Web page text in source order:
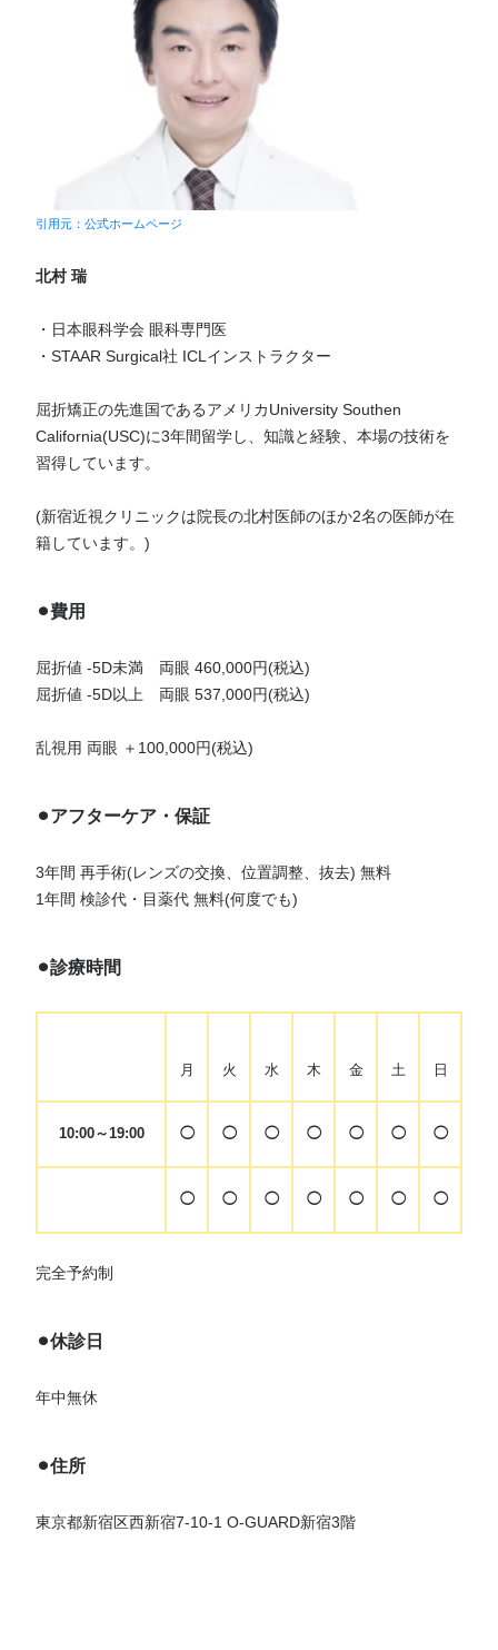
引用元：公式ホームページ
北村 瑞
・日本眼科学会 眼科専門医
・STAAR Surgical社 ICLインストラクター
屈折矯正の先進国であるアメリカUniversity Southen
California(USC)に3年間留学し、知識と経験、本場の技術を
習得しています。
(新宿近視クリニックは院長の北村医師のほか2名の医師が在
籍しています。)
⚫︎費用
屈折値 -5D未満 両眼 460,000円(税込)
屈折値 -5D以上 両眼 537,000円(税込)
乱視用 両眼 ＋100,000円(税込)
⚫︎アフターケア・保証
3年間 再手術(レンズの交換、位置調整、抜去) 無料
1年間 検診代・目薬代 無料(何度でも)
⚫︎診療時間
月 火 水 木 金 土 日
10:00～19:00 ◯ ◯ ◯ ◯ ◯ ◯ ◯
◯ ◯ ◯ ◯ ◯ ◯ ◯
完全予約制
⚫︎休診日
年中無休
⚫︎住所
東京都新宿区西新宿7-10-1 O-GUARD新宿3階